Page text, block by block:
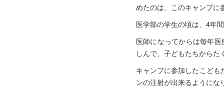
めたのは、このキャンプに
医学部の学生の頃は、4年
医師になってからは毎年
しんで、子どもたちから
キャンプに参加したこども
ンの注射が出来るようにな